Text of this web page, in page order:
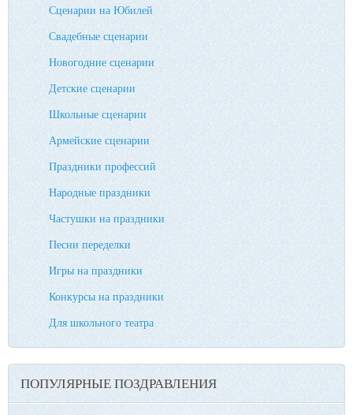
Сценарии на Юбилей
Свадебные сценарии
Новогодние сценарии
Детские сценарии
Школьные сценарии
Армейские сценарии
Праздники профессий
Народные праздники
Частушки на праздники
Песни переделки
Игры на праздники
Конкурсы на праздники
Для школьного театра
ПОПУЛЯРНЫЕ ПОЗДРАВЛЕНИЯ